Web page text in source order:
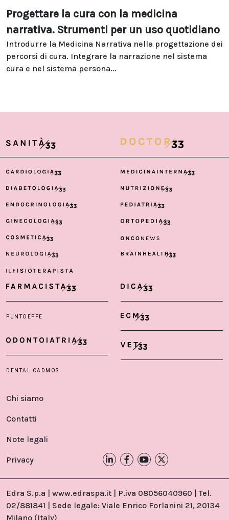
Progettare la cura con la medicina
narrativa. Strumenti per un uso quotidiano
Introdurre la Medicina Narrativa nella progettazione dei
percorsi di cura. Integrare la narrazione nel sistema
cura e nel sistema persona...
Chi siamo
Contatti
Note legali
Privacy
Edra S.p.a | www.edraspa.it | P.iva 08056040960 | Tel.
02/881841 | Sede legale: Viale Enrico Forlanini 21, 20134
Milano (Italy)